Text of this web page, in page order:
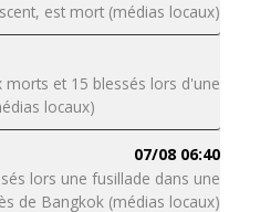
est mort (médias locaux)
et 15 blessés lors d'une
locaux)
07/08 06:40
lors une fusillade dans une
de Bangkok (médias locaux)